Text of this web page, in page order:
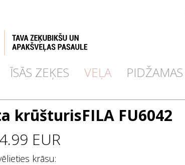
ĪSĀS ZEĶES VEĻA PIDŽAMAS
krūšturisFILA FU6042
EUR
krāsu: